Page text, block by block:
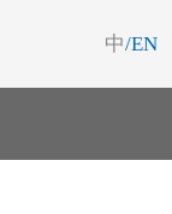
中/EN